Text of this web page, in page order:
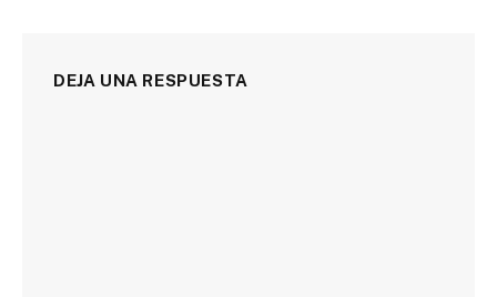
DEJA UNA RESPUESTA